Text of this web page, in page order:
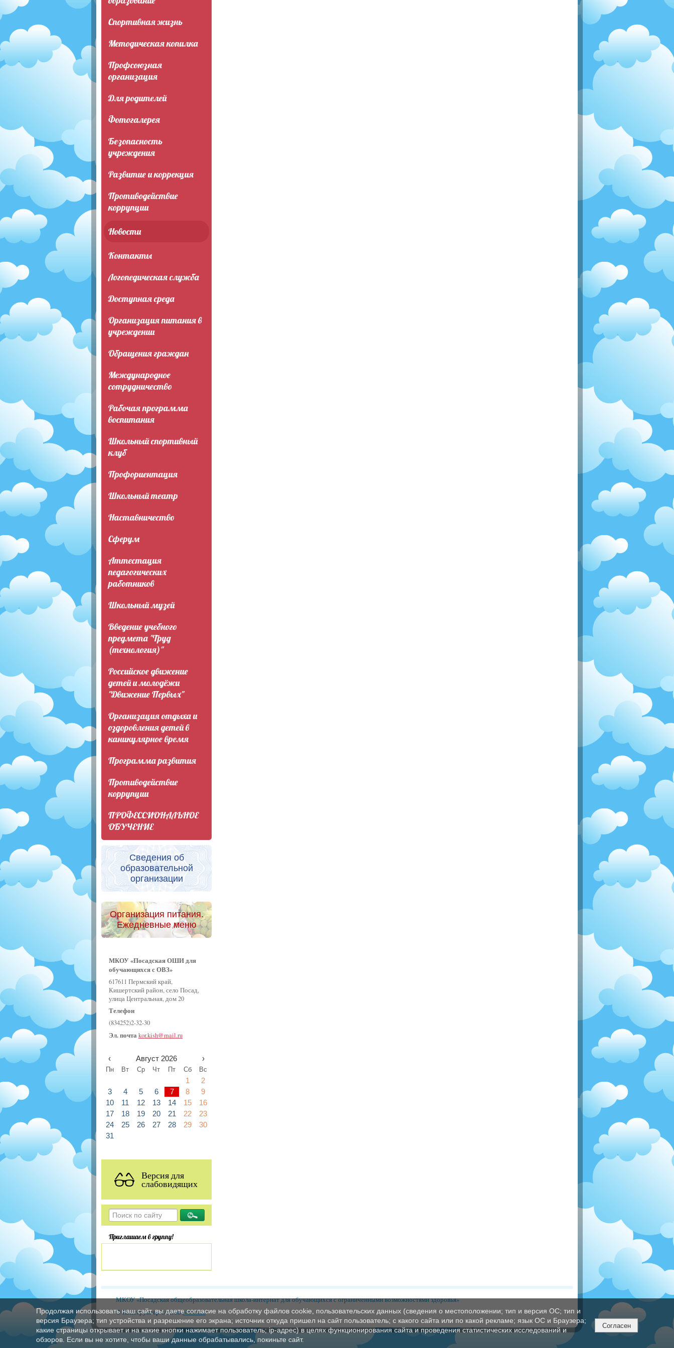
Спортивная жизнь
Методическая копилка
Профсоюзная
организация
Для родителей
Фотогалерея
Безопасность
учреждения
Развитие и коррекция
Противодействие
коррупции
Новости
Контакты
Логопедическая служба
Доступная среда
Организация питания в
учреждении
Обращения граждан
Международное
сотрудничество
Рабочая программа
воспитания
Школьный спортивный
клуб
Профориентация
Школьный театр
Наставничество
Сферум
Аттестация
педагогических
работников
Школьный музей
Введение учебного
предмета "Труд
(технология)"
Российское движение
детей и молодёжи
"Движение Первых"
Организация отдыха и
оздоровления детей в
каникулярное время
Программа развития
Противодействие
коррупции
ПРОФЕССИОНАЛЬНОЕ
ОБУЧЕНИЕ
Сведения об
образовательной
организации
Организация питания.
Ежедневные меню
МКОУ «Посадская ОШИ для
обучающихся с ОВЗ»
617611 Пермский край,
Кишертский район, село Посад,
улица Центральная, дом 20
Телефон
(834252)2-32-30
Эл. почта kor.kish@mail.ru
‹ Август 2026 ›
Пн Вт Ср Чт Пт Сб Вс
1
2
3
4 5 6 7 8
9
10
11 12 13 14 15
16
17
18 19 20 21 22
23
24
25 26 27 28 29
30
31
Версия для
слабовидящих
Приглашаем в группу!
МКОУ «Посадская общеобразовательная школа-интернат для обучающихся с ограниченными возможностями здоровья»
© Конструктор сайтовNubex.ru
Продолжая использовать наш сайт, вы даете согласие на обработку файлов cookie, пользовательских данных (сведения о местоположении; тип и версия ОС; тип и
версия Браузера; тип устройства и разрешение его экрана; источник откуда пришел на сайт пользователь; с какого сайта или по какой рекламе; язык ОС и Браузера;
какие страницы открывает и на какие кнопки нажимает пользователь; ip-адрес) в целях функционирования сайта и проведения статистических исследований и
обзоров. Если вы не хотите, чтобы ваши данные обрабатывались, покиньте сайт.
Согласен